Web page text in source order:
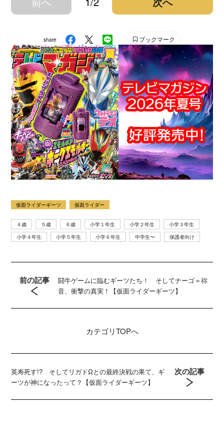
share ブックマーク
仮面ライダーギーツ 仮面ライダー
４歳 ５歳 ６歳 小学１年生 小学２年生
小学３年生
小学４年生
小学５年生 小学６年生 中学生〜 保護者向け
前の記事
闘牛ゲームに臨むギーツたち！ そしてナーゴ＝祢
音、衝撃の真実！【仮面ライダーギーツ】
カテゴリTOPへ
英寿死す!? そしてリガドΩとの最終決戦の果て、ギ
ーツが神になったって？【仮面ライダーギーツ】
次の記事